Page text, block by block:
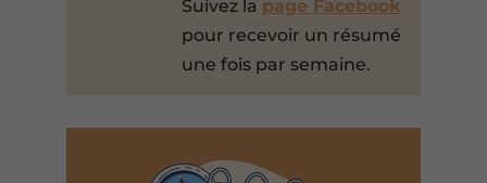
Suivez la page Facebook
pour recevoir un résumé
une fois par semaine.